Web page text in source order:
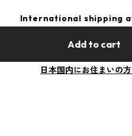
International shipping
Add to cart
日本国内にお住まいの